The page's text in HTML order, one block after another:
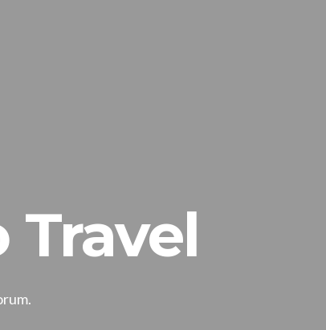
Travel